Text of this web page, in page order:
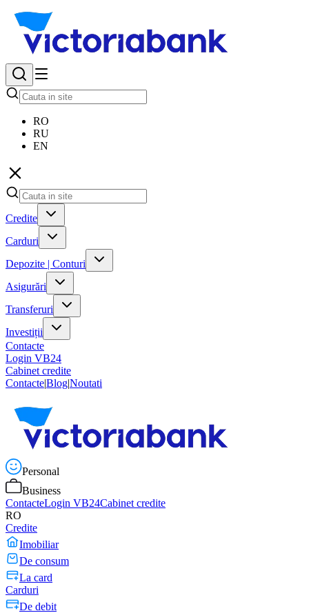
RO
RU
EN
Credite
Carduri
Depozite | Conturi
Asigurări
Transferuri
Investiții
Contacte
Login VB24
Cabinet credite
Contacte|Blog|Noutati
Personal
Business
ContacteLogin VB24Cabinet credite
RO
Credite
Imobiliar
De consum
La card
Carduri
De debit